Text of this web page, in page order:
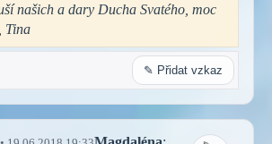
našich a dary Ducha Svatého, moc
Tina
✎ Přidat vzkaz